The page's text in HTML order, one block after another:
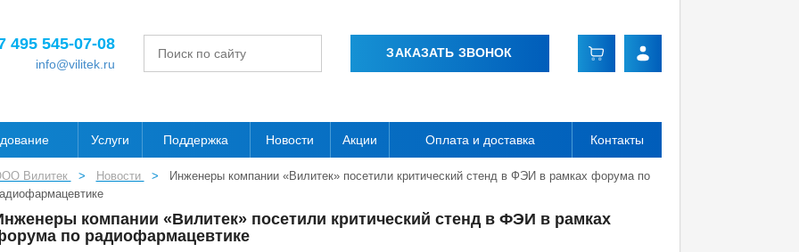
495 545-07-08
info@vilitek.ru
ЗАКАЗАТЬ ЗВОНОК
Услуги Поддержка Новости Акции Оплата и доставка Контакты
Вилитек > Новости >
Инженеры компании «Вилитек» посетили критический стенд в ФЭИ в рамках форума по
компании «Вилитек» посетили критический стенд в ФЭИ в рамках
по радиофармацевтике